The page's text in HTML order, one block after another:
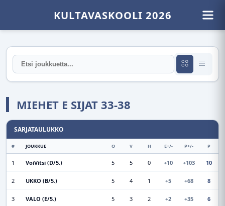
KULTAVASKOOLI 2026
MIEHET E SIJAT 33-38
SARJATAULUKKO
# JOUKKUE O V H E+/- P+/- P
1 VoiVitsi (D/5.) 5 5 0 +10 +103 10
2 UKKO (B/5.) 5 4 1 +5 +68 8
3 VALO (E/5.) 5 3 2 +2 +35 6